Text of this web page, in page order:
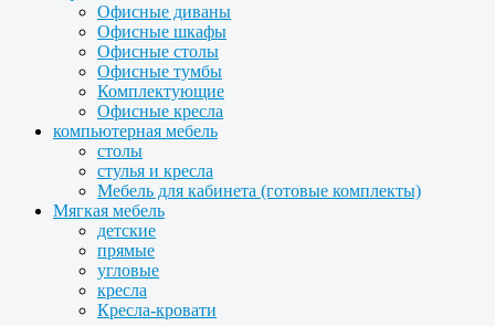
Офисные диваны
Офисные шкафы
Офисные столы
Офисные тумбы
Комплектующие
Офисные кресла
компьютерная мебель
столы
стулья и кресла
Мебель для кабинета (готовые комплекты)
Мягкая мебель
детские
прямые
угловые
кресла
Кресла-кровати